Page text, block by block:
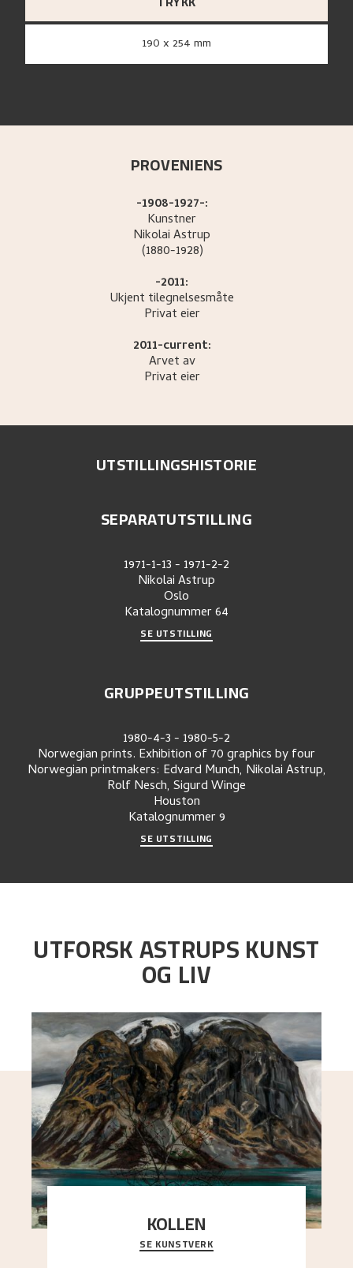
190 x 254 mm
PROVENIENS
-1908-1927-:
Kunstner
NikolaiAstrup
(1880-1928)
-2011:
Ukjent tilegnelsesmåte
Privat eier
2011-current:
Arvet av
Privat eier
UTSTILLINGSHISTORIE
SEPARATUTSTILLING
1971-1-13- 1971-2-2
Nikolai Astrup
Oslo
Katalognummer64
SE UTSTILLING
GRUPPEUTSTILLING
1980-4-3- 1980-5-2
Norwegian prints. Exhibition of 70 graphics by four
Norwegian printmakers: Edvard Munch, Nikolai Astrup,
Rolf Nesch, Sigurd Winge
Houston
Katalognummer9
SE UTSTILLING
UTFORSK ASTRUPS KUNST
OG LIV
KOLLEN
Et ruvende fjell dominerer bildeflaten, og står i
sterk kontrast til det spinkle rognetreet ute
SE KUNSTVERK